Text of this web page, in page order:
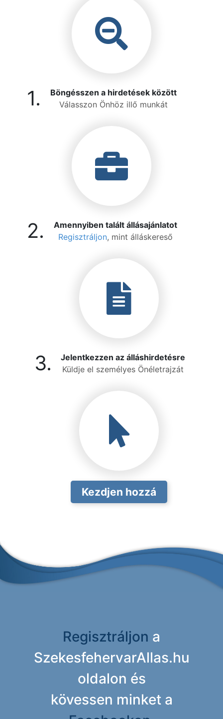
1.
Böngésszen a hirdetések között
Válasszon Önhöz illő munkát
2.
Amennyiben talált állásajánlatot
Regisztráljon, mint álláskereső
3.
Jelentkezzen az álláshirdetésre
Küldje el személyes Önéletrajzát
Kezdjen hozzá
Regisztráljon a
SzekesfehervarAllas.hu
oldalon és
kövessen minket a